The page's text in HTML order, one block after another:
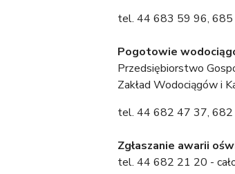
tel. 44 683 59 96,
Pogotowie
Przedsiębiorstwo
Zakład Wodociągów i
tel. 44 682 47 37,
Zgłaszanie awarii
tel. 44 682 21 20 -